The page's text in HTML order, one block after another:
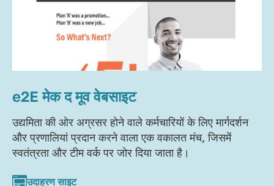
e2E मेक द मूव वेबसाइट
उद्यमिता की ओर अग्रसर होने वाले कर्मचारियों के लिए मार्गदर्शन
और प्रणालियां प्रदान करने वाला एक वकालत मंच, जिसमें
स्वतंत्रता और टीम वर्क पर जोर दिया जाता है।
उदाहरण साइट